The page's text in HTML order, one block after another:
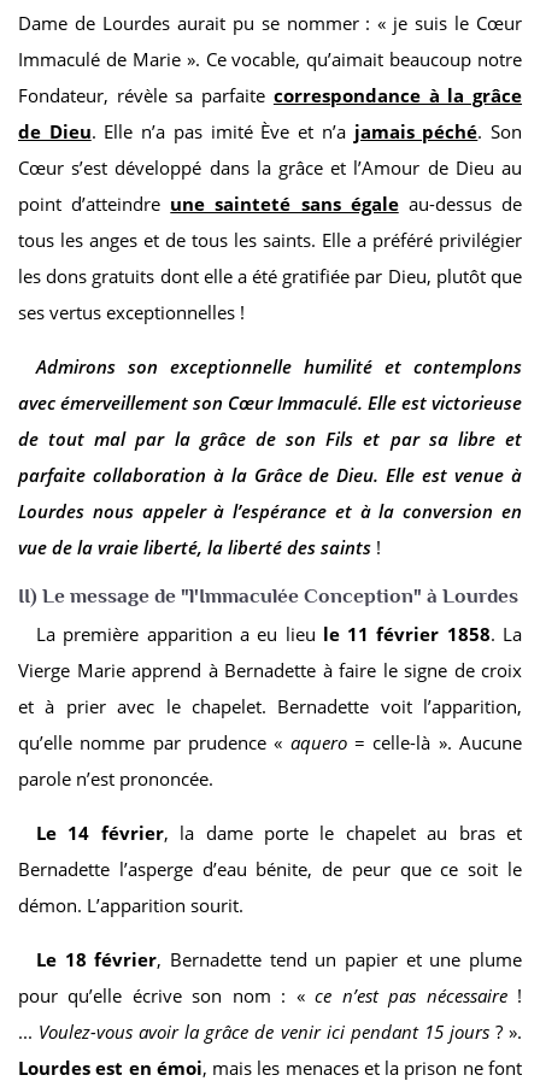
Dame de Lourdes aurait pu se nommer : « je suis le Cœur
Immaculé de Marie ». Ce vocable, qu’aimait beaucoup notre
Fondateur, révèle sa parfaite correspondance à la grâce
de Dieu. Elle n’a pas imité Ève et n’a jamais péché. Son
Cœur s’est développé dans la grâce et l’Amour de Dieu au
point d’atteindre une sainteté sans égaleau-dessus de
tous les anges et de tous les saints. Elle a préféré privilégier
les dons gratuits dont elle a été gratifiée par Dieu, plutôt que
ses vertus exceptionnelles !
Admirons son exceptionnelle humilité et contemplons
avec émerveillement son Cœur Immaculé. Elle est victorieuse
de tout mal par la grâce de son Fils et par sa libre et
parfaite collaboration à la Grâce de Dieu. Elle est venue à
Lourdes nous appeler à l’espérance et à la conversion en
vue de la vraie liberté, la liberté des saints !
II) Le message de "l'Immaculée Conception" à Lourdes
La première apparition a eu lieu le 11 février 1858. La
Vierge Marie apprend à Bernadette à faire le signe de croix
et à prier avec le chapelet. Bernadette voit l’apparition,
qu’elle nomme par prudence « aquero= celle-là ». Aucune
parole n’est prononcée.
Le 14 février, la dame porte le chapelet au bras et
Bernadette l’asperge d’eau bénite, de peur que ce soit le
démon. L’apparition sourit.
Le 18 février, Bernadette tend un papier et une plume
pour qu’elle écrive son nom : «ce n’est pas nécessaire !
... Voulez-vous avoir la grâce de venir ici pendant 15 jours? ».
Lourdes est en émoi, mais les menaces et la prison ne font